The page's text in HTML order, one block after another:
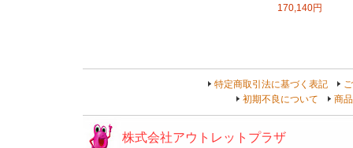
170,140円
特定商取引法に基づく表記
初期不良について
商
株式会社アウトレットプラザ